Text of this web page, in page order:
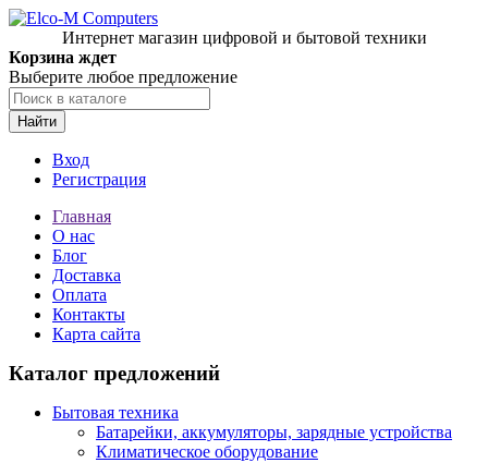
Интернет магазин цифровой и бытовой техники
Корзина ждет
Выберите любое предложение
Найти
Вход
Регистрация
Главная
О нас
Блог
Доставка
Оплата
Контакты
Карта сайта
Каталог предложений
Бытовая техника
Батарейки, аккумуляторы, зарядные устройства
Климатическое оборудование